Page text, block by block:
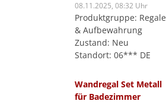
08.11.2025, 08:32 Uhr
Produktgruppe: Regale
& Aufbewahrung
Zustand: Neu
Standort: 06*** DE
Wandregal Set Metall
für Badezimmer